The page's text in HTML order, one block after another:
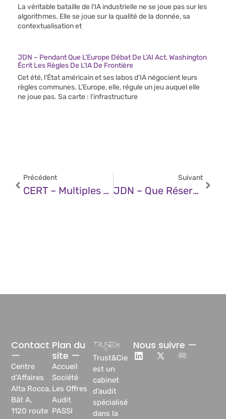
La véritable bataille de l’IA industrielle ne se joue pas sur les
algorithmes. Elle se joue sur la qualité de la donnée, sa
contextualisation et
JDN – Pendant Que L’Europe Débat De L’AI Act, Washington
Écrit Les Règles De L’IA De Frontière
Cet été, l’État américain et ses labos d’IA négocient leurs
règles communes. L’Europe, elle, régule un jeu auquel elle
ne joue pas. Sa carte : l’infrastructure
Précédent
CERT – Multiples Vulnérabilités Dans Les Produits Atlassian (19 Février 2025)
Suivant
JDN – Que Réserve L’année 2025 Aux Centres De Données À L’ère De L’IA ?
Trust&Cie
est un
cabinet
d’audit
spécialisé
dans la
Plan du
site —
Accueil
Société
Les Offres
Audit
PASSI
Contact
—
Centre
d’Affaires
Alta Rocca,
Bât A,
1120 route
Nous suivre —